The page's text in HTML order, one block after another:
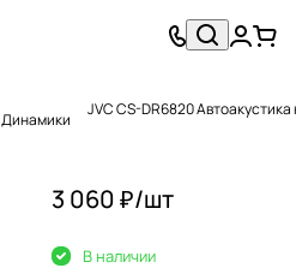
Динамики JVC CS-DR6820
3 060 ₽/шт
В наличии